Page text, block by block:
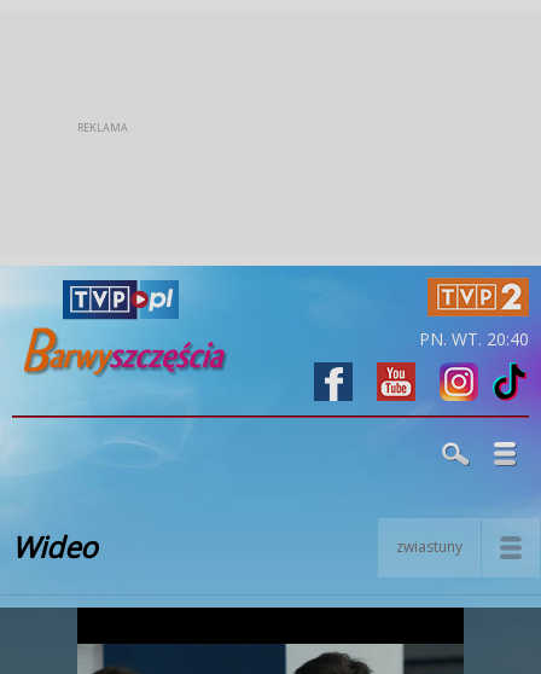
PN. WT. 20:40
Wideo zwiastuny